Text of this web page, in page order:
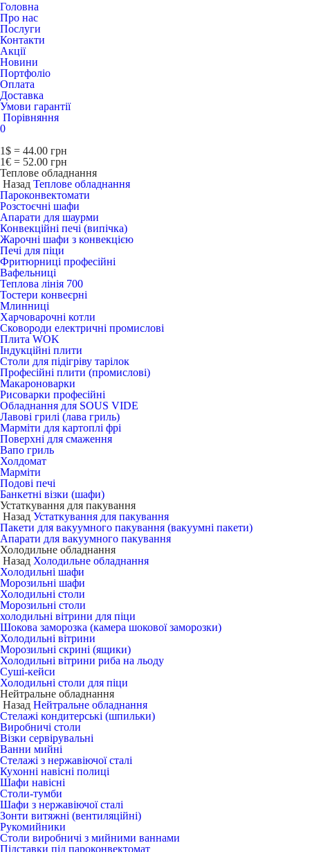
Головна
Про нас
Послуги
Контакти
Акції
Новини
Портфоліо
Оплата
Доставка
Умови гарантії
Порівняння
0
1$ = 44.00 грн
1€ = 52.00 грн
Теплове обладнання
Назад Теплове обладнання
Пароконвектомати
Розстоєчні шафи
Апарати для шаурми
Конвекційні печі (випічка)
Жарочні шафи з конвекцією
Печі для піци
Фритюрниці професійні
Вафельниці
Теплова лінія 700
Тостери конвеєрні
Млинниці
Харчоварочні котли
Сковороди електричні промислові
Плита WOK
Індукційні плити
Столи для підігріву тарілок
Професійні плити (промислові)
Макароноварки
Рисоварки професійні
Обладнання для SOUS VIDE
Лавові грилі (лава гриль)
Марміти для картоплі фрі
Поверхні для смаження
Вапо гриль
Холдомат
Марміти
Подові печі
Банкетні візки (шафи)
Устаткування для пакування
Назад Устаткування для пакування
Пакети для вакуумного пакування (вакуумні пакети)
Апарати для вакуумного пакування
Холодильне обладнання
Назад Холодильне обладнання
Холодильні шафи
Морозильні шафи
Холодильні столи
Морозильні столи
холодильні вітрини для піци
Шокова заморозка (камера шокової заморозки)
Холодильні вітрини
Морозильні скрині (ящики)
Холодильні вітрини риба на льоду
Суші-кейси
Холодильні столи для піци
Нейтральне обладнання
Назад Нейтральне обладнання
Стелажі кондитерські (шпильки)
Виробничі столи
Візки сервірувальні
Ванни мийні
Стелажі з нержавіючої сталі
Кухонні навісні полиці
Шафи навісні
Столи-тумби
Шафи з нержавіючої сталі
Зонти витяжні (вентиляційні)
Рукомийники
Столи виробничі з мийними ваннами
Підставки під пароконвектомат